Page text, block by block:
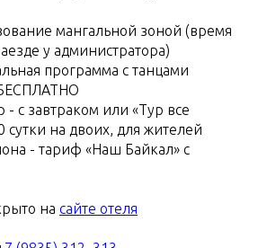
мангальной зоной (время
у администратора)
программа с танцами
БЕСПЛАТНО
с завтраком или «Тур все
сутки на двоих, для жителей
- тариф «Наш Байкал» с
на сайте отеля